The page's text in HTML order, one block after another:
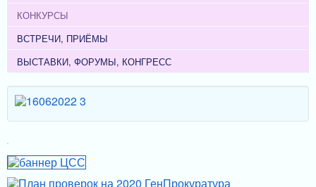
КОНКУРСЫ
ВСТРЕЧИ, ПРИЁМЫ
ВЫСТАВКИ, ФОРУМЫ, КОНГРЕСС